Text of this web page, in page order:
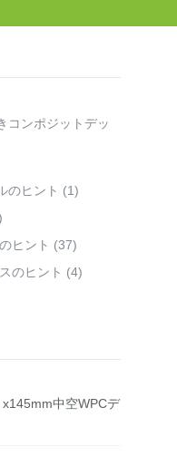
コンポジットデッ
のヒント (1)
ヒント (37)
のヒント (4)
中空WPCデ